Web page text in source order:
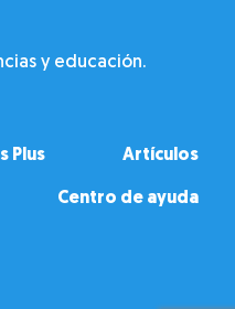
y educación.
Plus Artículos
Centro de ayuda